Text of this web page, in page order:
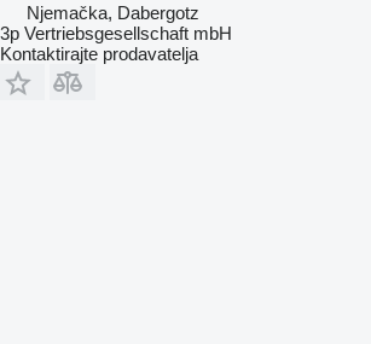
Njemačka, Dabergotz
3p Vertriebsgesellschaft mbH
Kontaktirajte prodavatelja